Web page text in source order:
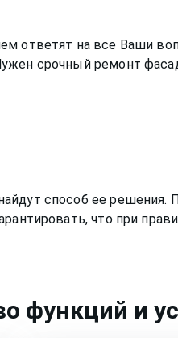
ответят на все Ваши
срочный ремонт
способ ее решения.
что при
функций и